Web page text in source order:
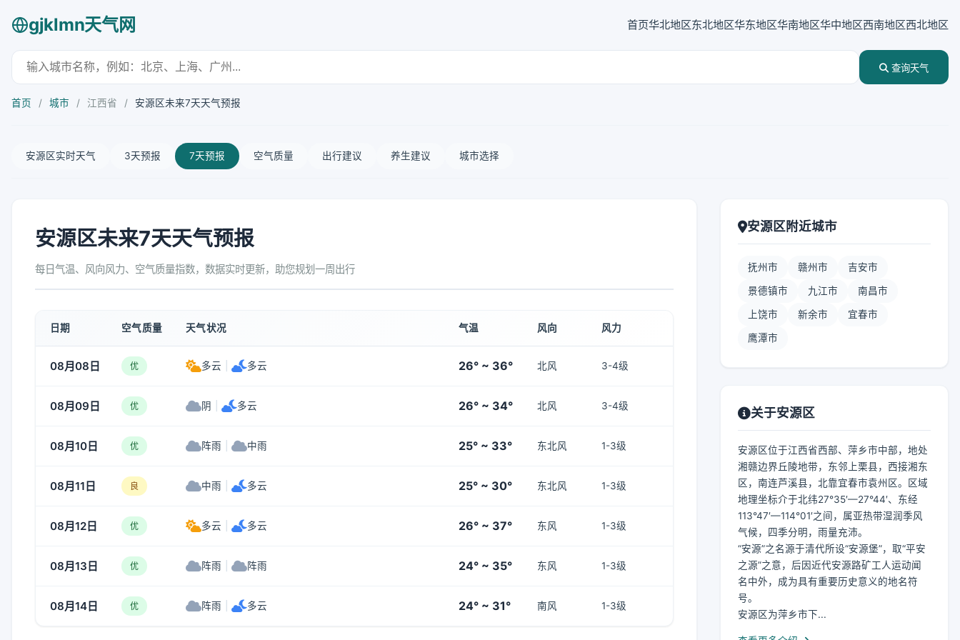
gjklmn天气网 首页华北地区东北地区华东地区华南地区华中地区西南地区西北地区
查询天气
首页 / 城市 / 江西省 / 安源区未来7天天气预报
安源区实时天气 3天预报 7天预报 空气质量 出行建议 养生建议 城市选择
安源区未来7天天气预报
每日气温、风向风力、空气质量指数，数据实时更新，助您规划一周出行
日期 空气质量 天气状况 气温 风向 风力
08月08日 优 多云 多云 26° ~ 36° 北风 3-4级
08月09日 优 阴 多云 26° ~ 34° 北风 3-4级
08月10日 优 阵雨 中雨 25° ~ 33° 东北风 1-3级
08月11日 良 中雨 多云 25° ~ 30° 东北风 1-3级
08月12日 优 多云 多云 26° ~ 37° 东风 1-3级
08月13日 优 阵雨 阵雨 24° ~ 35° 东风 1-3级
08月14日 优 阵雨 多云 24° ~ 31° 南风 1-3级
安源区附近城市
抚州市 赣州市 吉安市
景德镇市 九江市 南昌市
上饶市 新余市 宜春市
鹰潭市
关于安源区
安源区位于江西省西部、萍乡市中部，地处
湘赣边界丘陵地带，东邻上栗县，西接湘东
区，南连芦溪县，北靠宜春市袁州区。区域
地理坐标介于北纬27°35′—27°44′、东经
113°47′—114°01′之间，属亚热带湿润季风
气候，四季分明，雨量充沛。
“安源”之名源于清代所设“安源堡”，取“平安
之源”之意，后因近代安源路矿工人运动闻
名中外，成为具有重要历史意义的地名符
号。
安源区为萍乡市下...